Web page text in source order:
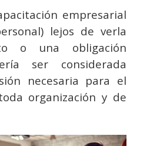
empresarial
lejos de verla
o una obligación
ser considerada
necesaria para el
organización y de